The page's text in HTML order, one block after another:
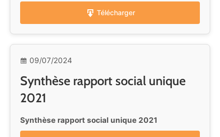
Télécharger
09/07/2024
Synthèse rapport social unique
2021
Synthèse rapport social unique 2021